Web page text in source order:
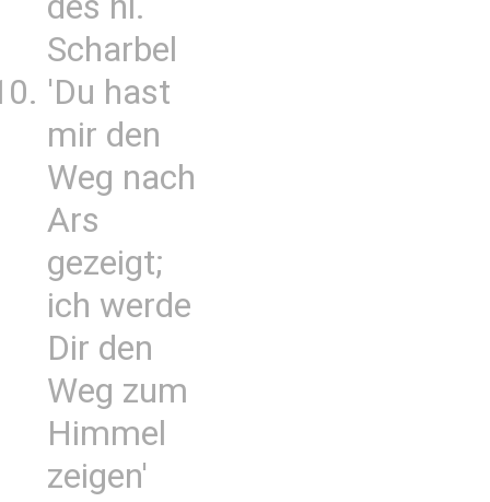
Scharbel
'Du hast
mir den
Weg nach
Ars
gezeigt;
ich werde
Dir den
Weg zum
Himmel
zeigen'